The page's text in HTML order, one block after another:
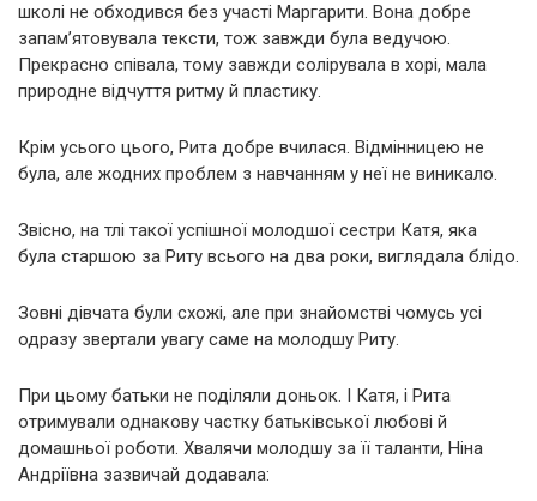
школі не обходився без участі Маргарити. Вона добре
запам’ятовувала тексти, тож завжди була ведучою.
Прекрасно співала, тому завжди солірувала в хорі, мала
природне відчуття ритму й пластику.
Крім усього цього, Рита добре вчилася. Відмінницею не
була, але жодних проблем з навчанням у неї не виникало.
Звісно, на тлі такої успішної молодшої сестри Катя, яка
була старшою за Риту всього на два роки, виглядала блідо.
Зовні дівчата були схожі, але при знайомстві чомусь усі
одразу звертали увагу саме на молодшу Риту.
При цьому батьки не поділяли доньок. І Катя, і Рита
отримували однакову частку батьківської любові й
домашньої роботи. Хвалячи молодшу за її таланти, Ніна
Андріївна зазвичай додавала: